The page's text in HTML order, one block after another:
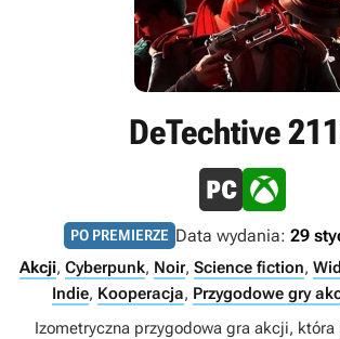
DeTechtive
PO PREMIERZE Data wydania: 29
Akcji, Cyberpunk, Noir, Science fiction,
Indie, Kooperacja, Przygodowe gry
Anywhere
Multiplayer Singleplayer
Izometryczna przygodowa gra akcji, która